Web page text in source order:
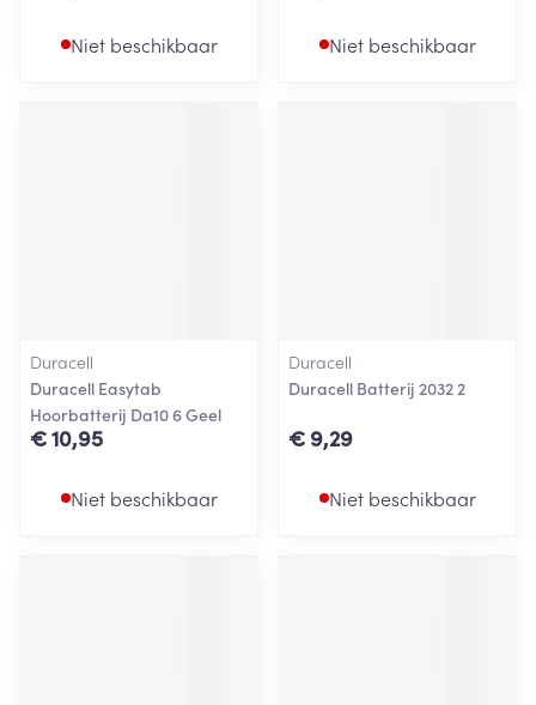
Niet beschikbaar Niet beschikbaar
Duracell
Duracell Easytab
Hoorbatterij Da10 6 Geel
€ 10,95
Niet beschikbaar
Duracell
Duracell Batterij 2032 2
€ 9,29
Niet beschikbaar